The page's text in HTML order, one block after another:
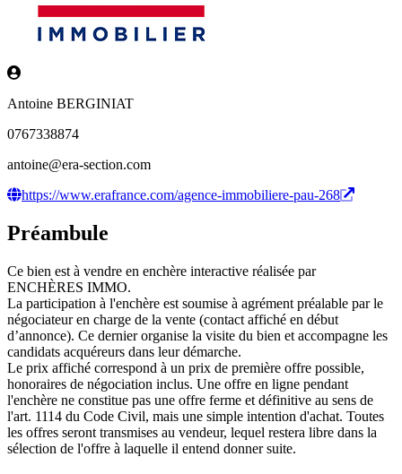
Antoine BERGINIAT
0767338874
antoine@era-section.com
https://www.erafrance.com/agence-immobiliere-pau-268
Préambule
Ce bien est à vendre en enchère interactive réalisée par
ENCHÈRES IMMO.
La participation à l'enchère est soumise à agrément préalable par le
négociateur en charge de la vente (contact affiché en début
d’annonce). Ce dernier organise la visite du bien et accompagne les
candidats acquéreurs dans leur démarche.
Le prix affiché correspond à un prix de première offre possible,
honoraires de négociation inclus. Une offre en ligne pendant
l'enchère ne constitue pas une offre ferme et définitive au sens de
l'art. 1114 du Code Civil, mais une simple intention d'achat. Toutes
les offres seront transmises au vendeur, lequel restera libre dans la
sélection de l'offre à laquelle il entend donner suite.